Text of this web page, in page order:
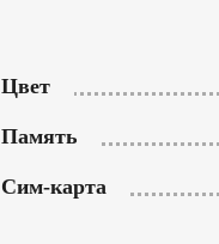
Цвет
Память
Сим-карта